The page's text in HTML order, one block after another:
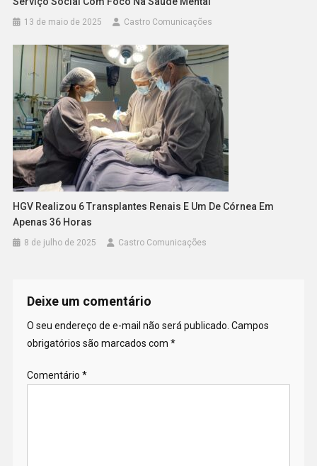
13 de maio de 2025 Castro Comunicações
HGV Realizou 6 Transplantes Renais E Um De Córnea Em
Apenas 36 Horas
8 de julho de 2025 Castro Comunicações
Deixe um comentário
O seu endereço de e-mail não será publicado. Campos
obrigatórios são marcados com *
Comentário *